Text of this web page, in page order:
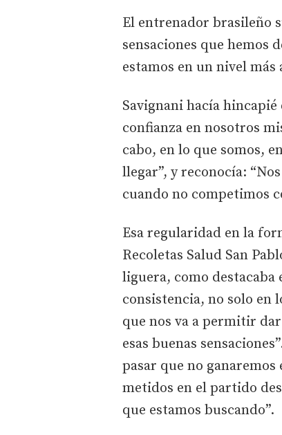
El entrenador brasileño
sensaciones que hemos
estamos en un nivel más
Savignani hacía
confianza en nosotros
cabo, en lo que somos,
llegar”, y reconocía:
cuando no competimos
Esa regularidad en la
Recoletas Salud San
liguera, como destacaba
consistencia, no solo en
que nos va a permitir
esas buenas
pasar que no
metidos en el partido
que estamos buscando”.